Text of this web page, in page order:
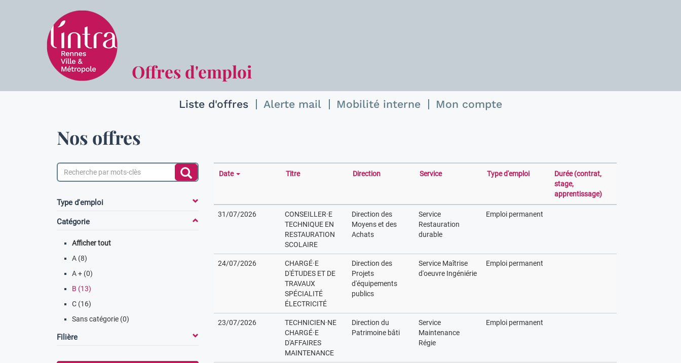
Offres d'emploi
Liste d'offres Alerte mail Mobilité interne Mon compte
Nos offres
Type d'emploi
Catégorie
Afficher tout
A (8)
A + (0)
B (13)
C (16)
Sans catégorie (0)
Filière
Date Titre Direction Service Type d'emploi
Durée (contrat,
stage,
apprentissage)
31/07/2026
CONSEILLER·E
TECHNIQUE EN
RESTAURATION
SCOLAIRE
Direction des
Moyens et des
Achats
Service
Restauration
durable
Emploi permanent
24/07/2026
CHARGÉ·E
D'ÉTUDES ET DE
TRAVAUX
SPÉCIALITÉ
ÉLECTRICITÉ
Direction des
Projets
d'équipements
publics
Service Maîtrise
d'oeuvre Ingéniérie
Emploi permanent
23/07/2026
TECHNICIEN·NE
CHARGÉ·E
D'AFFAIRES
MAINTENANCE
Direction du
Patrimoine bâti
Service
Maintenance
Régie
Emploi permanent